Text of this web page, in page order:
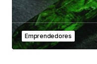
Emprendedores